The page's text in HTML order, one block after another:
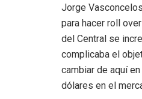
Jorge
para hacer roll
del Central se
complicaba el
cambiar de aquí
dólares en el